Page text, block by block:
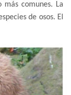
comunes. La
de osos. El